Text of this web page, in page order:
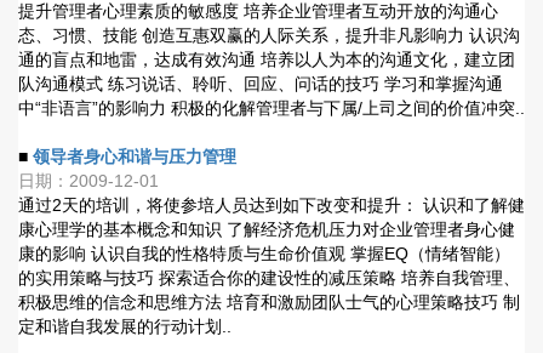
提升管理者心理素质的敏感度 培养企业管理者互动开放的沟通心
态、习惯、技能 创造互惠双赢的人际关系，提升非凡影响力 认识沟
通的盲点和地雷，达成有效沟通 培养以人为本的沟通文化，建立团
队沟通模式 练习说话、聆听、回应、问话的技巧 学习和掌握沟通
中“非语言”的影响力 积极的化解管理者与下属/上司之间的价值冲突..
■ 领导者身心和谐与压力管理
日期：2009-12-01
通过2天的培训，将使参培人员达到如下改变和提升： 认识和了解健
康心理学的基本概念和知识 了解经济危机压力对企业管理者身心健
康的影响 认识自我的性格特质与生命价值观 掌握EQ（情绪智能）
的实用策略与技巧 探索适合你的建设性的减压策略 培养自我管理、
积极思维的信念和思维方法 培育和激励团队士气的心理策略技巧 制
定和谐自我发展的行动计划..